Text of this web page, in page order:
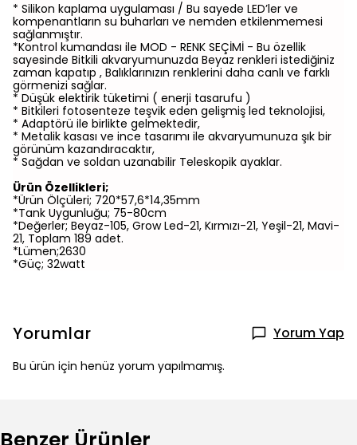
* Silikon kaplama uygulaması / Bu sayede LED’ler ve
kompenantların su buharları ve nemden etkilenmemesi
sağlanmıştır.
*Kontrol kumandası ile MOD - RENK SEÇİMİ - Bu özellik
sayesinde Bitkili akvaryumunuzda Beyaz renkleri istediğiniz
zaman kapatıp , Balıklarınızın renklerini daha canlı ve farklı
görmenizi sağlar.
* Düşük elektirik tüketimi ( enerji tasarufu )
* Bitkileri fotosenteze teşvik eden gelişmiş led teknolojisi,
* Adaptörü ile birlikte gelmektedir,
* Metalik kasası ve ince tasarımı ile akvaryumunuza şık bir
görünüm kazandıracaktır,
* Sağdan ve soldan uzanabilir Teleskopik ayaklar.
Ürün Özellikleri;
*Ürün Ölçüleri; 720*57,6*14,35mm
*Tank Uygunluğu; 75-80cm
*Değerler; Beyaz-105, Grow Led-21, Kırmızı-21, Yeşil-21, Mavi-
21, Toplam 189 adet.
*Lümen;2630
*Güç; 32watt
Yorumlar Yorum Yap
Bu ürün için henüz yorum yapılmamış.